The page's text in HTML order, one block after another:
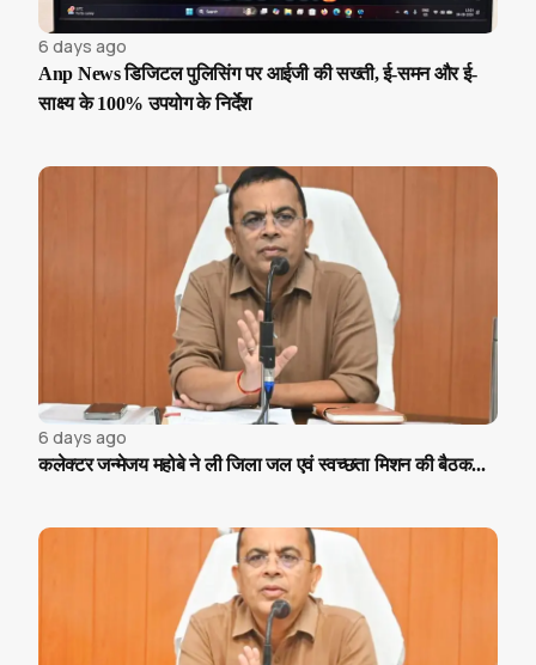
6 days ago
Anp News डिजिटल पुलिसिंग पर आईजी की सख्ती, ई-समन और ई-
साक्ष्य के 100% उपयोग के निर्देश
6 days ago
कलेक्टर जन्मेजय महोबे ने ली जिला जल एवं स्वच्छता मिशन की बैठक...